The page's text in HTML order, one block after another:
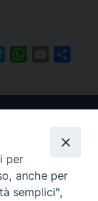
TelegramWhatsApp
Email
per
anche per
semplici",